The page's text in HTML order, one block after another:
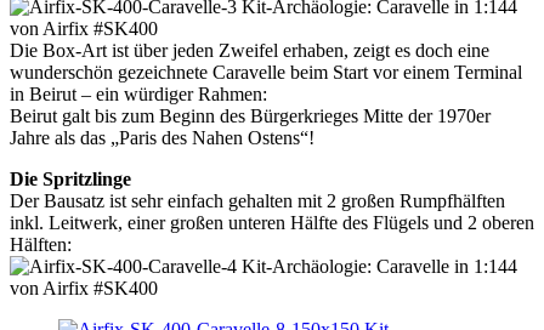
Die Box-Art ist über jeden Zweifel erhaben, zeigt es doch eine
wunderschön gezeichnete Caravelle beim Start vor einem Terminal
in Beirut – ein würdiger Rahmen:
Beirut galt bis zum Beginn des Bürgerkrieges Mitte der 1970er
Jahre als das „Paris des Nahen Ostens“!
Die Spritzlinge
Der Bausatz ist sehr einfach gehalten mit 2 großen Rumpfhälften
inkl. Leitwerk, einer großen unteren Hälfte des Flügels und 2 oberen
Hälften: